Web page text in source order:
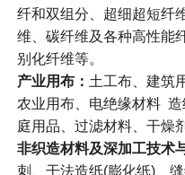
纤和双组分、超细超短纤
维、碳纤维及各种高性能
别化纤维等。
产业用布： 土工布、建筑
农业用布、电绝缘材料
庭用品、过滤材料、干燥
非织造材料及深加工技术
刺、干法造纸(膨化纸)、